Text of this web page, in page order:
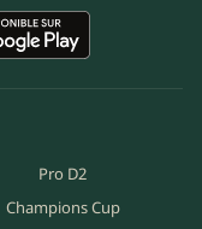
Pro D2
Champions Cup